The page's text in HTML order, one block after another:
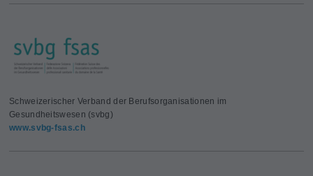
Schweizerischer Verband der Berufsorganisationen im
Gesundheitswesen (svbg)
www.svbg-fsas.ch